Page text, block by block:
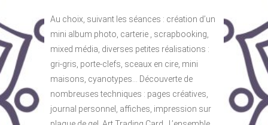
Au choix, suivant les séances : création d’un
mini album photo, carterie , scrapbooking,
mixed média, diverses petites réalisations :
gri-gris, porte-clefs, sceaux en cire, mini
maisons, cyanotypes… Découverte de
nombreuses techniques : pages créatives,
journal personnel, affiches, impression sur